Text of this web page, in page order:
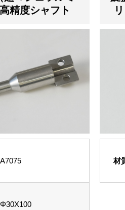
精度シャフト
A7075
Φ30X100
材